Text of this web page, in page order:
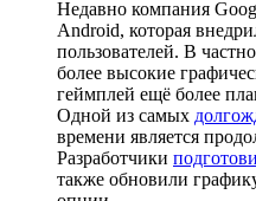
Недавно компания
Android, которая
пользователей. В
более высокие
геймплей ещё более
Одной из самых
времени является
Разработчики
также обновили